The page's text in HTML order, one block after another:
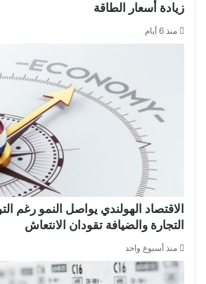
زيادة أسعار الطاقة
منذ 6 أيام
الاقتصاد الهولندي يواصل النمو رغم
التجارة والضيافة تقودان الانتعاش
منذ أسبوع واحد